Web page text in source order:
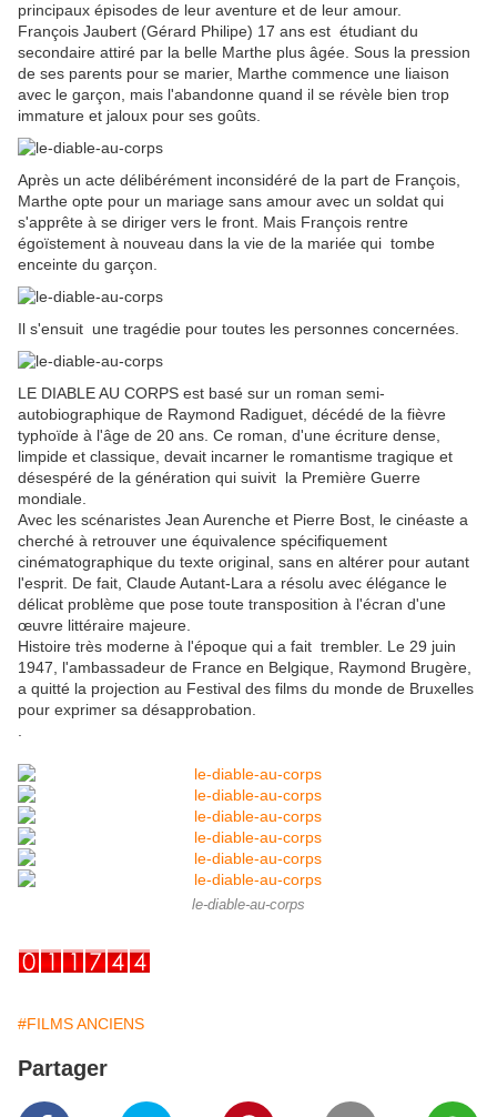
principaux épisodes de leur aventure et de leur amour.
François Jaubert (Gérard Philipe) 17 ans est étudiant du
secondaire attiré par la belle Marthe plus âgée. Sous la pression
de ses parents pour se marier, Marthe commence une liaison
avec le garçon, mais l'abandonne quand il se révèle bien trop
immature et jaloux pour ses goûts.
Après un acte délibérément inconsidéré de la part de François
Marthe opte pour un mariage sans amour avec un soldat qui
s'apprête à se diriger vers le front. Mais François rentre
égoïstement à nouveau dans la vie de la mariée qui tombe
enceinte du garçon.
Il s'ensuit une tragédie pour toutes les personnes concernées.
LE DIABLE AU CORPS est basé sur un roman semi-
autobiographique de Raymond Radiguet, décédé de la fièvre
typhoïde à l'âge de 20 ans. Ce roman, d'une écriture dense,
limpide et classique, devait incarner le romantisme tragique et
désespéré de la génération qui suivit la Première Guerre
mondiale.
Avec les scénaristes Jean Aurenche et Pierre Bost, le cinéaste a
cherché à retrouver une équivalence spécifiquement
cinématographique du texte original, sans en altérer pour autant
l'esprit. De fait, Claude Autant-Lara a résolu avec élégance le
délicat problème que pose toute transposition à l'écran d'une
œuvre littéraire majeure.
Histoire très moderne à l'époque qui a fait trembler. Le 29 juin
1947, l'ambassadeur de France en Belgique, Raymond Brugère,
a quitté la projection au Festival des films du monde de Bruxelles
pour exprimer sa désapprobation.
le-diable-au-corps
#FILMS ANCIENS
Partager